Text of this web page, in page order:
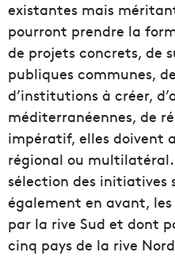
existantes mais
pourront prendre la
de projets concrets, de
publiques communes,
d’institutions à créer,
méditerranéennes, de
impératif, elles doivent
régional ou multilatéral.
sélection des initiatives
également en avant,
par la rive Sud et dont
cinq pays de la rive